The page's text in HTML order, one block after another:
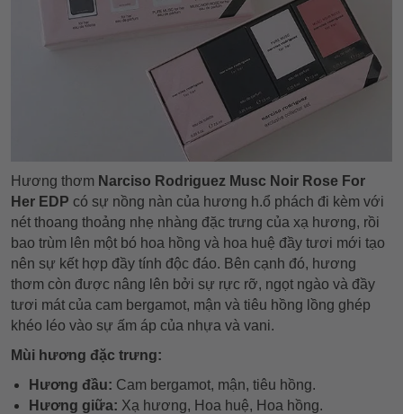
Hương thơm Narciso Rodriguez Musc Noir Rose For
Her EDP có sự nồng nàn của hương h.ổ phách đi kèm với
nét thoang thoảng nhẹ nhàng đặc trưng của xạ hương, rồi
bao trùm lên một bó hoa hồng và hoa huệ đầy tươi mới tạo
nên sự kết hợp đầy tính độc đáo. Bên cạnh đó, hương
thơm còn được nâng lên bởi sự rực rỡ, ngọt ngào và đầy
tươi mát của cam bergamot, mận và tiêu hồng lồng ghép
khéo léo vào sự ấm áp của nhựa và vani.
Mùi hương đặc trưng:
Hương đầu: Cam bergamot, mận, tiêu hồng.
Hương giữa: Xạ hương, Hoa huệ, Hoa hồng.